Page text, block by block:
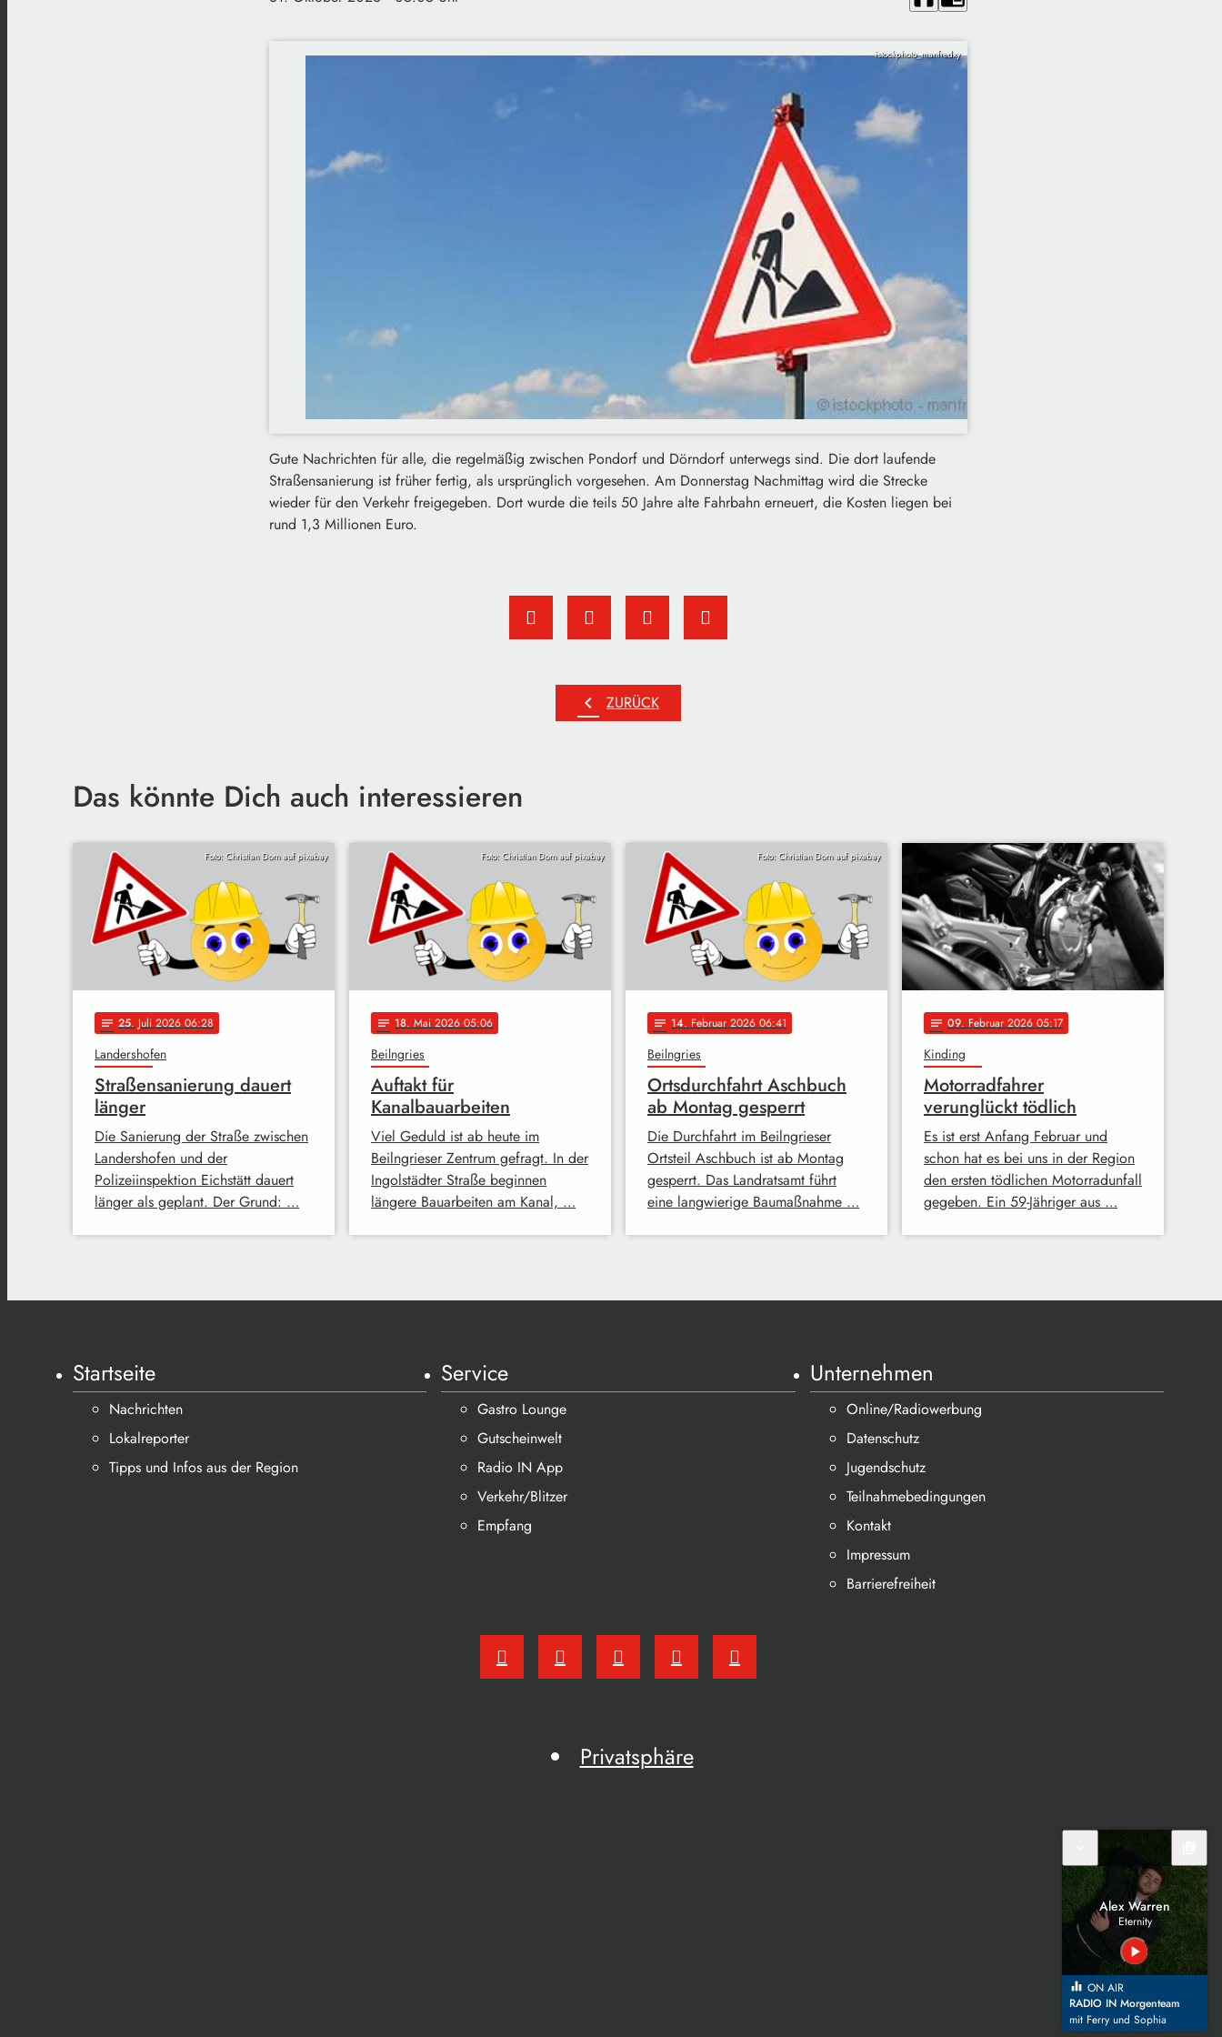
istockphoto_manfredxy
Gute Nachrichten für alle, die regelmäßig zwischen Pondorf und Dörndorf unterwegs sind. Die dort laufende
Straßensanierung ist früher fertig, als ursprünglich vorgesehen. Am Donnerstag Nachmittag wird die Strecke
wieder für den Verkehr freigegeben. Dort wurde die teils 50 Jahre alte Fahrbahn erneuert, die Kosten liegen bei
rund 1,3 Millionen Euro.
chevron_left ZURÜCK
Das könnte Dich auch interessieren
Foto: Christian Dorn auf pixabay
notes 25. Juli 2026 06:28
Landershofen
Straßensanierung dauert
länger
Die Sanierung der Straße zwischen
Landershofen und der
Polizeiinspektion Eichstätt dauert
länger als geplant. Der Grund: …
Foto: Christian Dorn auf pixabay
notes 18. Mai 2026 05:06
Beilngries
Auftakt für
Kanalbauarbeiten
Viel Geduld ist ab heute im
Beilngrieser Zentrum gefragt. In der
Ingolstädter Straße beginnen
längere Bauarbeiten am Kanal, …
Foto: Christian Dorn auf pixabay
notes 14. Februar 2026 06:41
Beilngries
Ortsdurchfahrt Aschbuch
ab Montag gesperrt
Die Durchfahrt im Beilngrieser
Ortsteil Aschbuch ist ab Montag
gesperrt. Das Landratsamt führt
eine langwierige Baumaßnahme …
notes 09. Februar 2026 05:17
Kinding
Motorradfahrer
verunglückt tödlich
Es ist erst Anfang Februar und
schon hat es bei uns in der Region
den ersten tödlichen Motorradunfall
gegeben. Ein 59-Jähriger aus …
Startseite
Nachrichten
Lokalreporter
Tipps und Infos aus der Region
Service
Gastro Lounge
Gutscheinwelt
Radio IN App
Verkehr/Blitzer
Empfang
Unternehmen
Online/Radiowerbung
Datenschutz
Jugendschutz
Teilnahmebedingungen
Kontakt
Impressum
Barrierefreiheit
Privatsphäre
Alex Warren
Eternity
play_arrow
equalizer ON AIR
RADIO IN Morgenteam
mit Ferry und Sophia